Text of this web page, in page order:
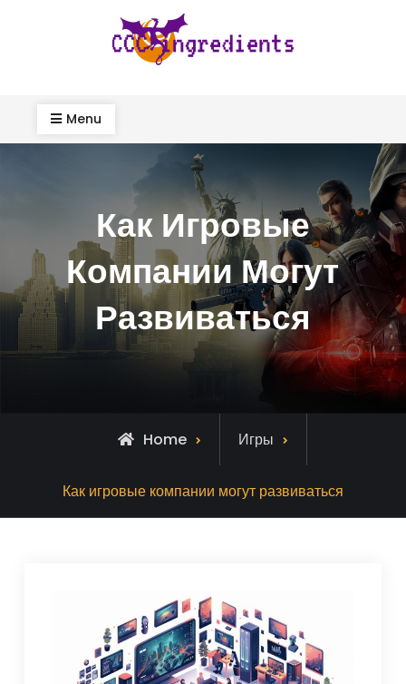
Menu
Как Игровые
Компании Могут
Развиваться
Home Игры
Как игровые компании могут развиваться